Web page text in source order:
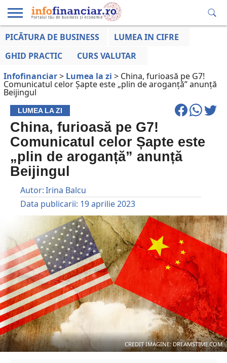
EDUCAȚIE
LA ZI
AFACERILOR
PICĂTURA DE BUSINESS
LUMEA IN CIFRE
GHID PRACTIC
CURS VALUTAR
Infofinanciar> Lumea la zi > China, furioasă pe G7!
Comunicatul celor Șapte este „plin de aroganță” anunță
Beijingul
LUMEA LA ZI
China, furioasă pe G7!
Comunicatul celor Șapte este
„plin de aroganță” anunță
Beijingul
Autor:Irina Balcu
Data publicarii: 19 aprilie 2023
CREDIT IMAGINE: DREAMSTIME.COM